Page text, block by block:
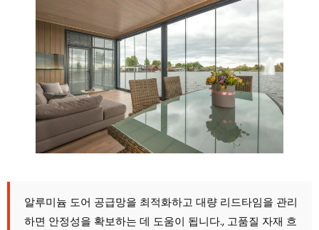
알루미늄 도어 공급망을 최적화하고 대량 리드타임을 관리
하면 안정성을 확보하는 데 도움이 됩니다., 고품질 자재 흐